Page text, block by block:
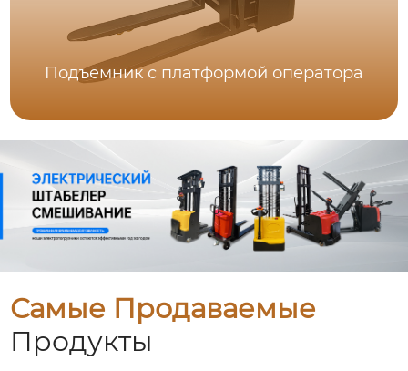
Подъёмник с платформой оператора
Самые Продаваемые
Продукты